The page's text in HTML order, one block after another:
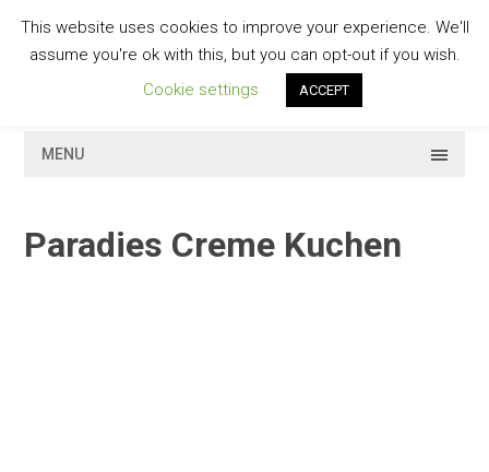
contentGESCHMACKVOLL
MENU
Paradies Creme Kuchen
This website uses cookies to improve your experience. We'll
assume you're ok with this, but you can opt-out if you wish.
Cookie settings
ACCEPT